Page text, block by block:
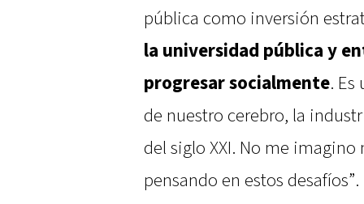
pública como inversión
la universidad pública y
progresar socialmente.
de nuestro cerebro, la
del siglo XXI. No me
pensando en estos desafíos”.